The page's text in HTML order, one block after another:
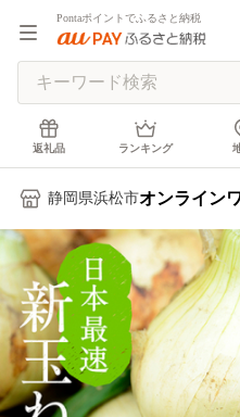
Pontaポイントでふるさと納税
返礼品 ランキング
静岡県浜松市オンライン